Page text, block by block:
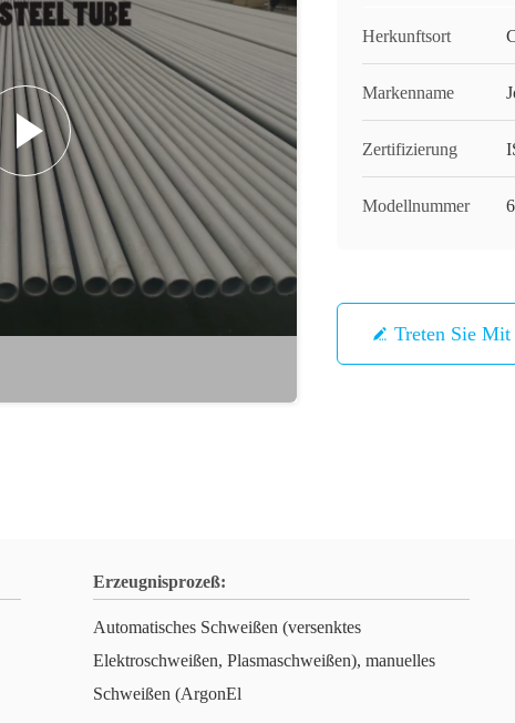
Herkunftsort
Markenname
Zertifizierung
Modellnummer
Treten Sie Mit
Erzeugnisprozeß:
Automatisches Schweißen (versenktes
Elektroschweißen, Plasmaschweißen), manuelles
Schweißen (ArgonEl